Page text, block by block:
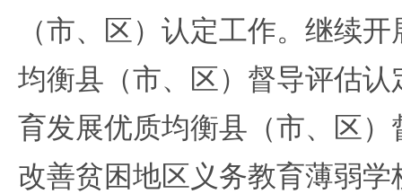
（市、区）认定工作。继续
均衡县（市、区）督导评估
育发展优质均衡县（市、区
改善贫困地区义务教育薄弱